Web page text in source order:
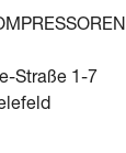
Straße 1-7